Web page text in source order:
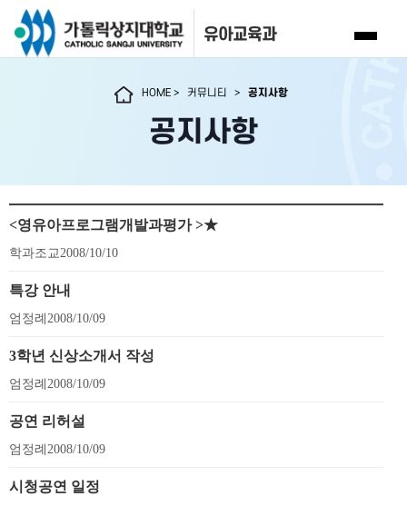
유아교육과
HOME > 커뮤니티 > 공지사항
공지사항
<영유아프로그램개발과평가 >★
학과조교 2008/10/10
특강 안내
엄정례 2008/10/09
3학년 신상소개서 작성
엄정례 2008/10/09
공연 리허설
엄정례 2008/10/09
시청공연 일정